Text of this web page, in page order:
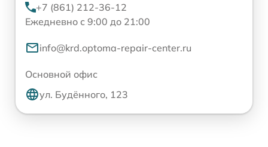
+7 (861) 212-36-12
Ежедневно с 9:00 до 21:00
info@krd.optoma-repair-center.ru
Основной офис
ул. Будённого, 123